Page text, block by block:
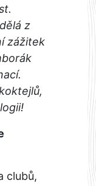
z
zážitek
clubů,